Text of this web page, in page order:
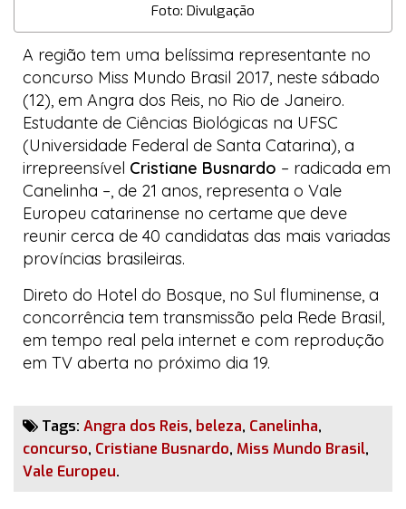
Foto: Divulgação
A região tem uma belíssima representante no
concurso Miss Mundo Brasil 2017 , neste sábado
(12), em Angra dos Reis, no Rio de Janeiro.
Estudante de Ciências Biológicas na UFSC
(Universidade Federal de Santa Catarina), a
irrepreensível Cristiane Busnardo – radicada em
Canelinha –, de 21 anos, representa o Vale
Europeu catarinense no certame que deve
reunir cerca de 40 candidatas das mais variadas
províncias brasileiras.
Direto do Hotel do Bosque, no Sul fluminense, a
concorrência tem transmissão pela Rede Brasil,
em tempo real pela internet e com reprodução
em TV aberta no próximo dia 19.
Tags: Angra dos Reis, beleza, Canelinha,
concurso, Cristiane Busnardo, Miss Mundo Brasil,
Vale Europeu.